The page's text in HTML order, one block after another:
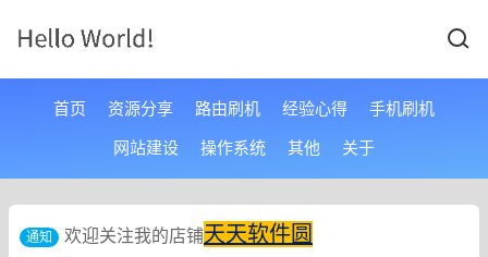
首页 资源分享 路由刷机 经验心得
手机刷机
网站建设
操作系统 其他 关于
通知 欢迎关注我的店铺天天软件圆